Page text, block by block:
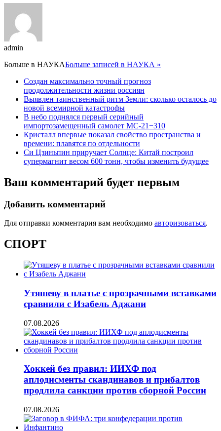
admin
Больше в НАУКАБольше записей в НАУКА »
Создан максимально точный прогноз
продолжительности жизни россиян
Выявлен таинственный ритм Земли: сколько осталось до
новой всемирной катастрофы
В небо поднялся первый серийный
импортозамещенный самолет МС-21−310
Кристалл впервые показал свойство пространства и
времени: плавятся по отдельности
Си Цзиньпин приручает Солнце: Китай построил
супермагнит весом 600 тонн, чтобы изменить будущее
Ваш комментарий будет первым
Добавить комментарий
Для отправки комментария вам необходимо авторизоваться.
СПОРТ
Утяшеву в платье с прозрачными вставками
сравнили с Изабель Аджани
07.08.2026
Хоккей без правил: ИИХФ под
аплодисменты скандинавов и прибалтов
продлила санкции против сборной России
07.08.2026